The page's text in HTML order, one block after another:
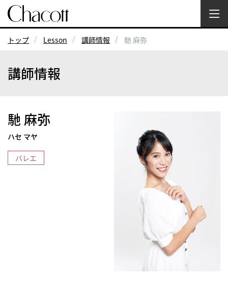
トップ Lesson 講師情報 馳 麻弥
講師情報
馳 麻弥
ハセ マヤ
バレエ